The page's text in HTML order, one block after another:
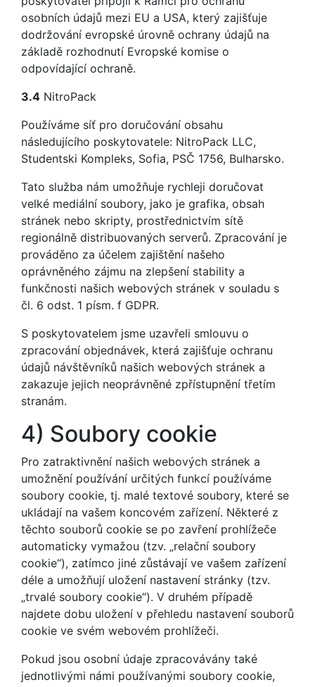
osobních údajů mezi EU a USA, který zajišťuje
dodržování evropské úrovně ochrany údajů na
základě rozhodnutí Evropské komise o
odpovídající ochraně.
3.4 NitroPack
Používáme síť pro doručování obsahu
následujícího poskytovatele: NitroPack LLC,
Studentski Kompleks, Sofia, PSČ 1756, Bulharsko.
Tato služba nám umožňuje rychleji doručovat
velké mediální soubory, jako je grafika, obsah
stránek nebo skripty, prostřednictvím sítě
regionálně distribuovaných serverů. Zpracování je
prováděno za účelem zajištění našeho
oprávněného zájmu na zlepšení stability a
funkčnosti našich webových stránek v souladu s
čl. 6 odst. 1 písm. f GDPR.
S poskytovatelem jsme uzavřeli smlouvu o
zpracování objednávek, která zajišťuje ochranu
údajů návštěvníků našich webových stránek a
zakazuje jejich neoprávněné zpřístupnění třetím
stranám.
4) Soubory cookie
Pro zatraktivnění našich webových stránek a
umožnění používání určitých funkcí používáme
soubory cookie, tj. malé textové soubory, které se
ukládají na vašem koncovém zařízení. Některé z
těchto souborů cookie se po zavření prohlížeče
automaticky vymažou (tzv. „relační soubory
cookie“), zatímco jiné zůstávají ve vašem zařízení
déle a umožňují uložení nastavení stránky (tzv.
„trvalé soubory cookie“). V druhém případě
najdete dobu uložení v přehledu nastavení souborů
cookie ve svém webovém prohlížeči.
Pokud jsou osobní údaje zpracovávány také
jednotlivými námi používanými soubory cookie,